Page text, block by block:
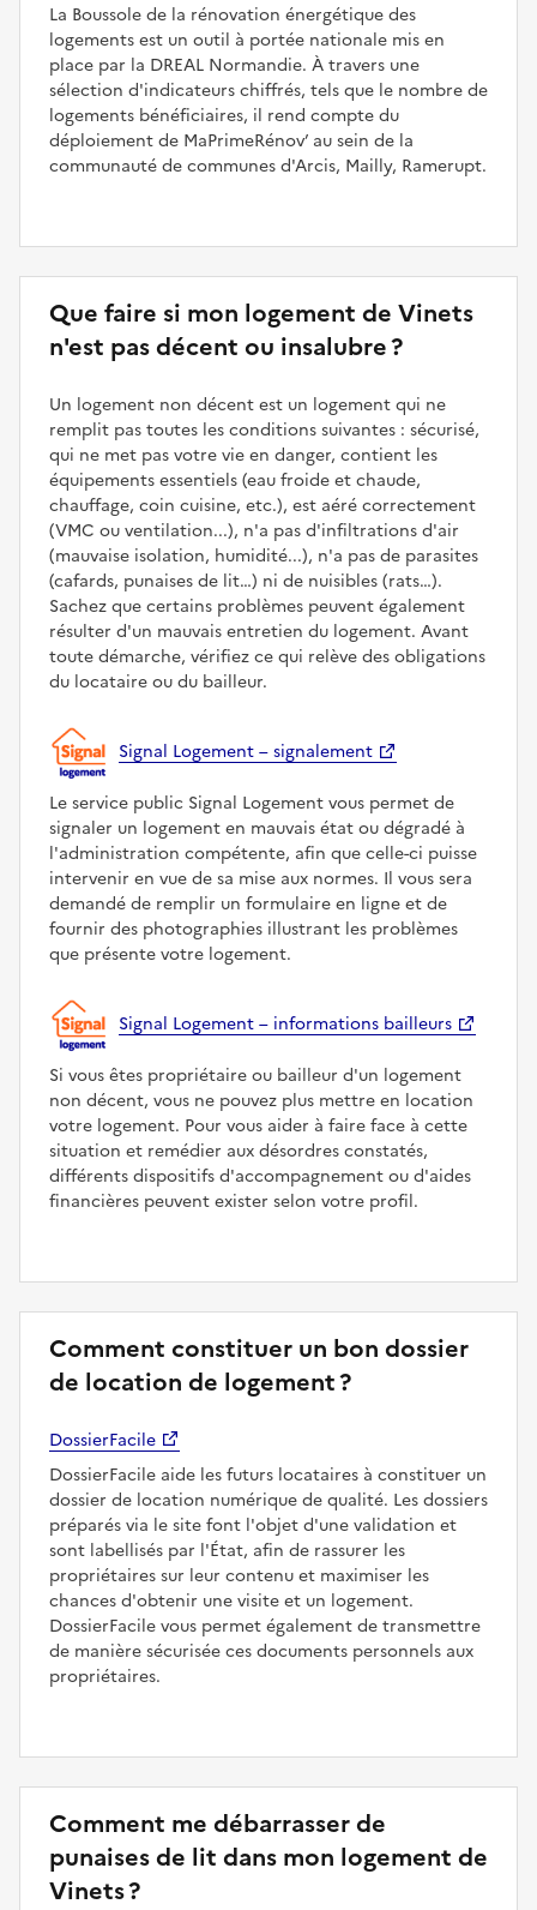
La Boussole de la rénovation énergétique des
logements est un outil à portée nationale mis en
place par la DREAL Normandie. À travers une
sélection d'indicateurs chiffrés, tels que le nombre de
logements bénéficiaires, il rend compte du
déploiement de MaPrimeRénov’ au sein de la
communauté de communes d'Arcis, Mailly, Ramerupt.
Que faire si mon logement de Vinets
n'est pas décent ou insalubre ?
Un logement non décent est un logement qui ne
remplit pas toutes les conditions suivantes : sécurisé,
qui ne met pas votre vie en danger, contient les
équipements essentiels (eau froide et chaude,
chauffage, coin cuisine, etc.), est aéré correctement
(VMC ou ventilation...), n'a pas d'infiltrations d'air
(mauvaise isolation, humidité...), n'a pas de parasites
(cafards, punaises de lit…) ni de nuisibles (rats…).
Sachez que certains problèmes peuvent également
résulter d'un mauvais entretien du logement. Avant
toute démarche, vérifiez ce qui relève des obligations
du locataire ou du bailleur.
Signal Logement – signalement
Le service public Signal Logement vous permet de
signaler un logement en mauvais état ou dégradé à
l'administration compétente, afin que celle-ci puisse
intervenir en vue de sa mise aux normes. Il vous sera
demandé de remplir un formulaire en ligne et de
fournir des photographies illustrant les problèmes
que présente votre logement.
Signal Logement – informations bailleurs
Si vous êtes propriétaire ou bailleur d'un logement
non décent, vous ne pouvez plus mettre en location
votre logement. Pour vous aider à faire face à cette
situation et remédier aux désordres constatés,
différents dispositifs d'accompagnement ou d'aides
financières peuvent exister selon votre profil.
Comment constituer un bon dossier
de location de logement ?
DossierFacile
DossierFacile aide les futurs locataires à constituer un
dossier de location numérique de qualité. Les dossiers
préparés via le site font l'objet d'une validation et
sont labellisés par l'État, afin de rassurer les
propriétaires sur leur contenu et maximiser les
chances d'obtenir une visite et un logement.
DossierFacile vous permet également de transmettre
de manière sécurisée ces documents personnels aux
propriétaires.
Comment me débarrasser de
punaises de lit dans mon logement de
Vinets ?